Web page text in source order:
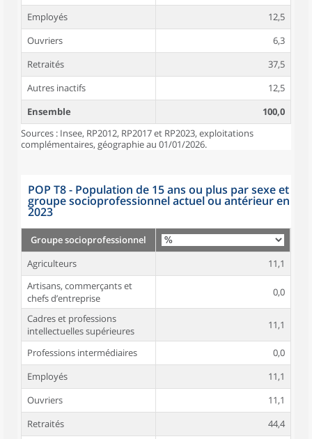
Employés
12,5
Ouvriers
6,3
Retraités
37,5
Autres inactifs
12,5
Ensemble
100,0
Sources : Insee, RP2012, RP2017 et RP2023, exploitations
complémentaires, géographie au 01/01/2026.
POP T8 - Population de 15 ans ou plus par sexe et
groupe socioprofessionnel actuel ou antérieur en
2023
Groupe socioprofessionnel
Agriculteurs
11,1
Artisans, commerçants et
chefs d’entreprise
0,0
Cadres et professions
intellectuelles supérieures
11,1
Professions intermédiaires
0,0
Employés
11,1
Ouvriers
11,1
Retraités
44,4